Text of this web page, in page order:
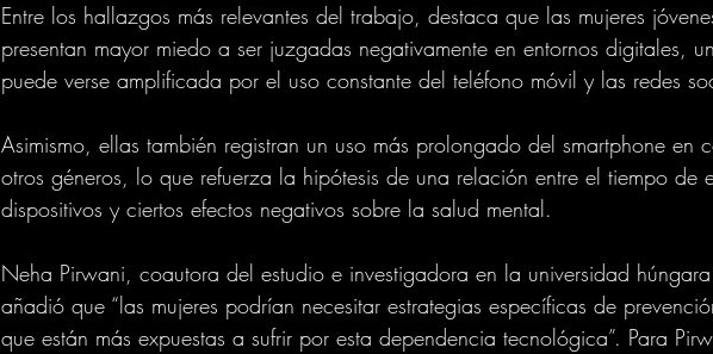
Entre los hallazgos más relevantes del trabajo, destaca que las mujeres
presentan mayor miedo a ser juzgadas negativamente en entornos digitales,
puede verse amplificada por el uso constante del teléfono móvil y las redes
Asimismo, ellas también registran un uso más prolongado del smartphone en
otros géneros, lo que refuerza la hipótesis de una relación entre el tiempo de
dispositivos y ciertos efectos negativos sobre la salud mental.
Neha Pirwani, coautora del estudio e investigadora en la universidad húngara
añadió que “las mujeres podrían necesitar estrategias específicas de
que están más expuestas a sufrir por esta dependencia tecnológica”. Para